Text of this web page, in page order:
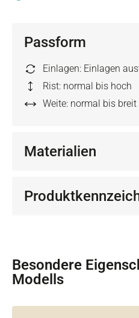
Passform
Einlagen: Einlagen
Rist: normal bis hoch
Weite: normal bis breit
Materialien
Besondere
Modells